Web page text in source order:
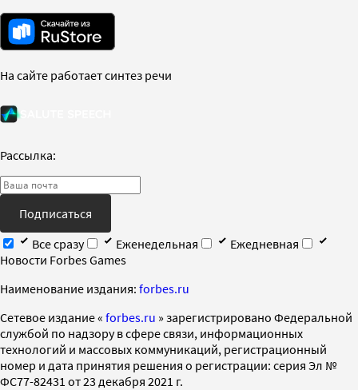
На сайте работает синтез речи
Рассылка:
Подписаться
Все сразу
Еженедельная
Ежедневная
Новости Forbes Games
Наименование издания: forbes.ru
Cетевое издание « forbes.ru » зарегистрировано Федеральной
службой по надзору в сфере связи, информационных
технологий и массовых коммуникаций, регистрационный
номер и дата принятия решения о регистрации: серия Эл №
ФС77-82431 от 23 декабря 2021 г.